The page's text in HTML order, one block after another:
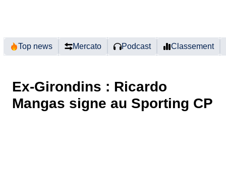
Top news Mercato Podcast Classement
Ex-Girondins : Ricardo
Mangas signe au Sporting CP